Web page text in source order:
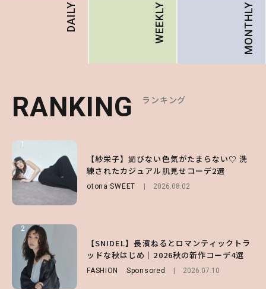
DAILY WEEKLY MONTHLY
RANKING ランキング
1
【紗栄子】媚びない色気がたまらない♡ 洗
練されたカジュアル肌見せコーデ2選
otona SWEET 2026.08.02
2
【SNIDEL】長濱ねるとロマンティックトラ
ッドな秋はじめ｜2026秋の新作コーデ4選
FASHION Sponsored 2026.07.10
RANKING ランキング
1
【ハローキティ】がスシローと初コラボ♡
第1弾の気になるメニュー＆限定グッズを総
チェック！
2026.07.31
2
【大原優乃】夏メイクはプレイフルに！ドキ
ッとしちゃう色っぽ“うるみ目”のつくり方
BEAUTY 2026.08.01
RANKING ランキング
1
【SNIDEL】長濱ねるとロマンティックトラ
ッドな秋はじめ｜2026秋の新作コーデ4選
FASHION Sponsored 2026.07.10
2
【付録】総柄ハローキティが可愛すぎ♡ 紀
ノ国屋コラボの“優秀保冷バッグ”は夏の強
い味方！【オトナミューズ9月号増刊】